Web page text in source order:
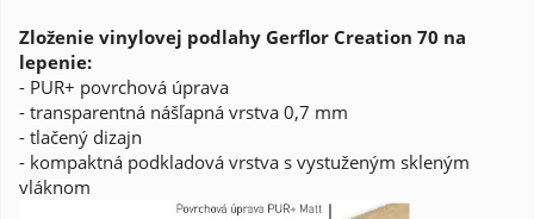
Zloženie vinylovej podlahy Gerflor Creation 70 na
lepenie:
- PUR+ povrchová úprava
- transparentná nášľapná vrstva 0,7 mm
- tlačený dizajn
- kompaktná podkladová vrstva s vystuženým skleným
vláknom